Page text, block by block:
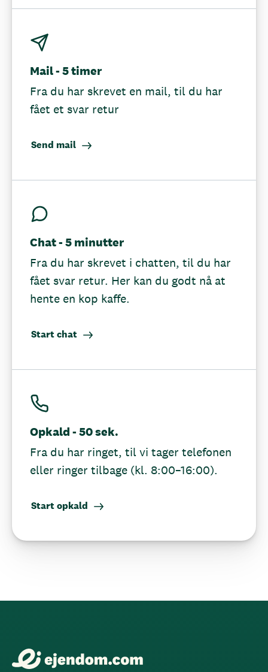
Mail - 5 timer
Fra du har skrevet en mail, til du har
fået et svar retur
Send mail
Chat - 5 minutter
Fra du har skrevet i chatten, til du har
fået svar retur. Her kan du godt nå at
hente en kop kaffe.
Start chat
Opkald - 50 sek.
Fra du har ringet, til vi tager telefonen
eller ringer tilbage (kl. 8:00–16:00).
Start opkald